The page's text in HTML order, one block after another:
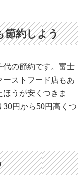
節約しよう
代の節約です。富士
ーストフード店もあ
うが安くつきま
30円から50円高くつ